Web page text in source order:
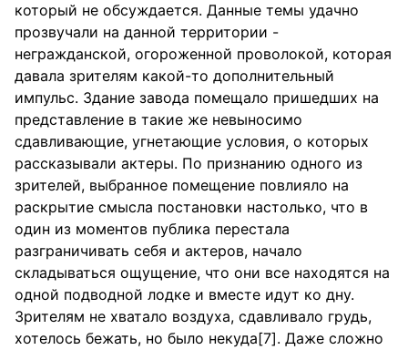
который не обсуждается. Данные темы удачно
прозвучали на данной территории -
негражданской, огороженной проволокой, которая
давала зрителям какой-то дополнительный
импульс. Здание завода помещало пришедших на
представление в такие же невыносимо
сдавливающие, угнетающие условия, о которых
рассказывали актеры. По признанию одного из
зрителей, выбранное помещение повлияло на
раскрытие смысла постановки настолько, что в
один из моментов публика перестала
разграничивать себя и актеров, начало
складываться ощущение, что они все находятся на
одной подводной лодке и вместе идут ко дну.
Зрителям не хватало воздуха, сдавливало грудь,
хотелось бежать, но было некуда[7]. Даже сложно